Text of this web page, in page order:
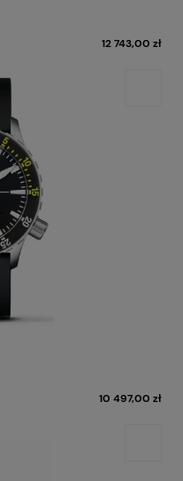
12 743,00 zł
10 497,00 zł